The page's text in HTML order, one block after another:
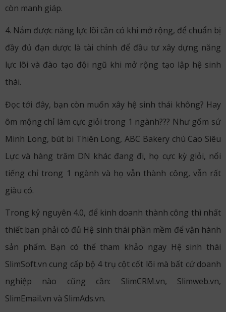
còn manh giáp.
4. Nắm được năng lực lõi cần có khi mở rộng, để chuẩn bị
đầy đủ đạn dược là tài chính để đầu tư xây dựng năng
lực lõi và đào tạo đội ngũ khi mở rộng tạo lập hệ sinh
thái.
Đọc tới đây, bạn còn muốn xây hệ sinh thái không? Hay
ôm mộng chỉ làm cực giỏi trong 1 ngành??? Như gốm sứ
Minh Long, bút bi Thiên Long, ABC Bakery chú Cao Siêu
Lực và hàng trăm DN khác đang đi, họ cực kỳ giỏi, nổi
tiếng chỉ trong 1 ngành và họ vẫn thành công, vẫn rất
giàu có.
Trong kỷ nguyên 4.0, để kinh doanh thành công thì nhất
thiết bạn phải có đủ Hệ sinh thái phần mềm để vận hành
sản phẩm. Bạn có thể tham khảo ngay Hệ sinh thái
SlimSoft.vn cung cấp bộ 4 trụ cột cốt lõi mà bất cứ doanh
nghiệp nào cũng cần: SlimCRM.vn, Slimweb.vn,
SlimEmail.vn và SlimAds.vn.